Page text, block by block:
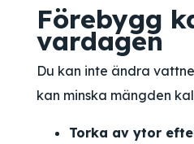
Förebygg
vardagen
Du kan inte ändra
kan minska mängden
Torka av ytor